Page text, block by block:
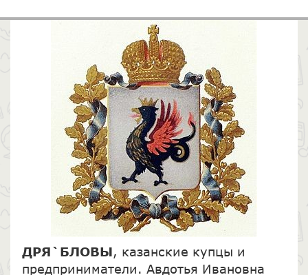
ДРЯ`БЛОВЫ, казанские купцы и
предприниматели. Авдотья Ивановна